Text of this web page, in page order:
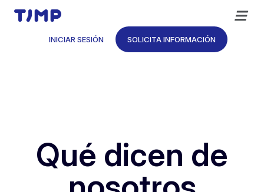
contenido
INICIAR SESIÓN SOLICITA INFORMACIÓN
Qué dicen de